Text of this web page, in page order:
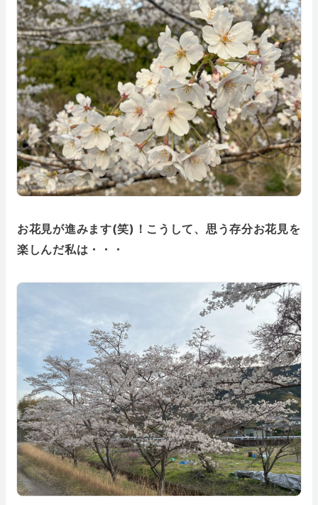
お花見が進みます(笑)！こうして、思う存分お花見を
楽しんだ私は・・・